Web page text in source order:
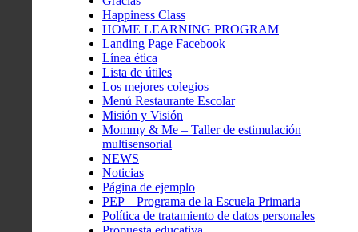
Happiness Class
HOME LEARNING PROGRAM
Landing Page Facebook
Línea ética
Lista de útiles
Los mejores colegios
Menú Restaurante Escolar
Misión y Visión
Mommy & Me – Taller de estimulación
multisensorial
NEWS
Noticias
Página de ejemplo
PEP – Programa de la Escuela Primaria
Política de tratamiento de datos personales